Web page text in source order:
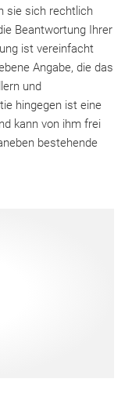
sie sich rechtlich
Beantwortung Ihrer
ist vereinfacht
Angabe, die das
und
hingegen ist eine
kann von ihm frei
bestehende